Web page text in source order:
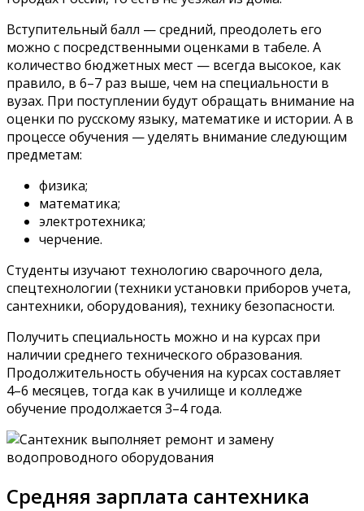
Вступительный балл — средний, преодолеть его
можно с посредственными оценками в табеле. А
количество бюджетных мест — всегда высокое, как
правило, в 6–7 раз выше, чем на специальности в
вузах. При поступлении будут обращать внимание на
оценки по русскому языку, математике и истории. А в
процессе обучения — уделять внимание следующим
предметам:
физика;
математика;
электротехника;
черчение.
Студенты изучают технологию сварочного дела,
спецтехнологии (техники установки приборов учета,
сантехники, оборудования), технику безопасности.
Получить специальность можно и на курсах при
наличии среднего технического образования.
Продолжительность обучения на курсах составляет
4–6 месяцев, тогда как в училище и колледже
обучение продолжается 3–4 года.
Средняя зарплата сантехника